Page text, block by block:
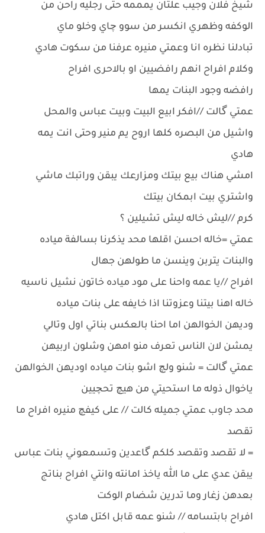
شيخ فلان وجيب علتان يمممه حتى رجليه راحن من
الوكفه وظهري انكسر من سوو چاي وخلو ماي
تبادلنا نظره انا وعمتي منيره عرفنا من سكوت هادي
وكلام افراح انهم رافضيين او بالاحرى افراح
رافضه وجود البنات يمها
عمتي گالت //افكر ابيع البيت وبيت عباس والمحل
واشيل من البصره كلها اروح يم منير وحتى انت يمه
هادي
امشي هناك بيع بيتك ومزارعك يبقن وراتبك ماشي
واشتري بيت ابمكان بيتك
كرم //ليش خاله ليش تشيلين ؟
عمتي =خاله احسن اقلها محد يذكرنا بسالفة مياده
والبنات يتربن وينسن ما طولهن جهال
افراح //يا عمه واحنا على مود مياده خاتون نشيل ناسيه
خاله اهنا بيتنا وعزوتنا اذا خايفه على بنات مياده
وديهن الخوالهن اما احنا بالعكس بناتي اول وتالي
يمشن لان الناس تعرف منو امهن وشلون اربيهن
عمتي گالت = شنو ولچ اشو بنات مياده اوديهن الخوالهن
ياخوال ذوله ما استحيتي من هيچ تحچيين
محد جاوب عمتي جميله كالت // على كيفچ منيره افراح ما
تقصد
= لا تقصد وتقصد كلكم گاعدين وتسمعوني بنات عباس
يبقن عدي على ما الله ياخذ امانته وانتي افراح بناتج
بعدهن زغار وما تدرين شضام الوكت
افراح بابتسامه // شنو عمه قابل اكتل هادي